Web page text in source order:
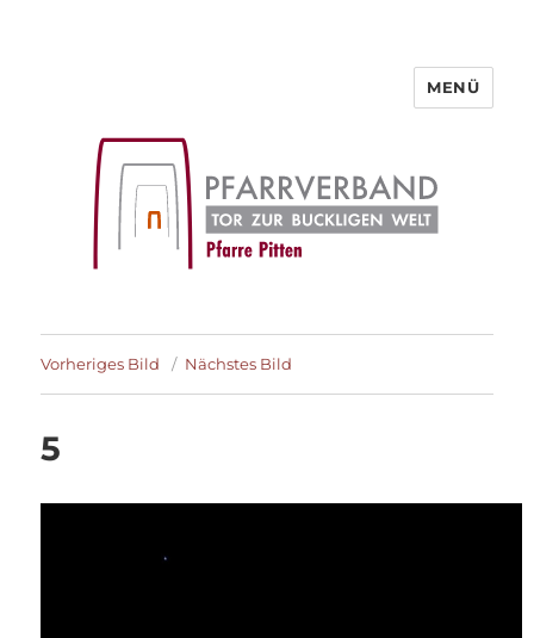
MENÜ
Vorheriges Bild Nächstes Bild
5